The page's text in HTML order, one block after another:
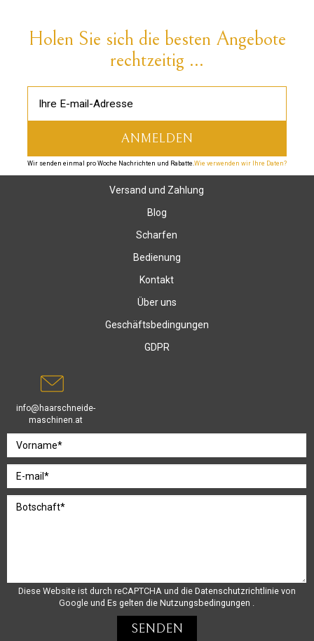
Holen Sie sich die besten Angebote
rechtzeitig ...
Wir senden einmal pro Woche Nachrichten und Rabatte.Wie verwenden wir Ihre Daten?
Versand und Zahlung
Blog
Scharfen
Bedienung
Kontakt
Über uns
Geschäftsbedingungen
GDPR
info@haarschneide-
maschinen.at
Diese Website ist durch reCAPTCHA und die Datenschutzrichtlinie von
Google und Es gelten die Nutzungsbedingungen .